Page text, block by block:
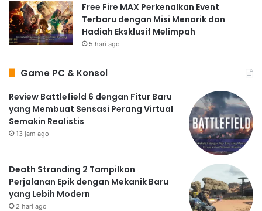
Free Fire MAX Perkenalkan Event
Terbaru dengan Misi Menarik dan
Hadiah Eksklusif Melimpah
5 hari ago
Game PC & Konsol
Review Battlefield 6 dengan Fitur Baru
yang Membuat Sensasi Perang Virtual
Semakin Realistis
13 jam ago
Death Stranding 2 Tampilkan
Perjalanan Epik dengan Mekanik Baru
yang Lebih Modern
2 hari ago